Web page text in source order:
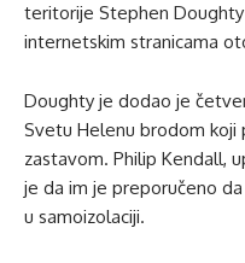
teritorije Stephen
internetskim stranicama
Doughty je dodao je
Svetu Helenu brodom koji
zastavom. Philip Kendall,
je da im je preporučeno
u samoizolaciji.